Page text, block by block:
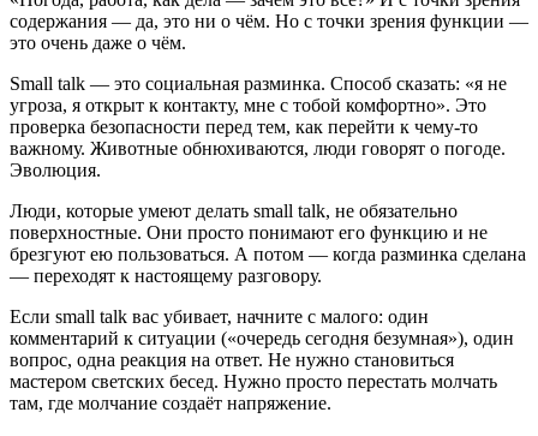
содержания — да, это ни о чём. Но с точки зрения функции —
это очень даже о чём.
Small talk — это социальная разминка. Способ сказать: «я не
угроза, я открыт к контакту, мне с тобой комфортно». Это
проверка безопасности перед тем, как перейти к чему-то
важному. Животные обнюхиваются, люди говорят о погоде.
Эволюция.
Люди, которые умеют делать small talk, не обязательно
поверхностные. Они просто понимают его функцию и не
брезгуют ею пользоваться. А потом — когда разминка сделана
— переходят к настоящему разговору.
Если small talk вас убивает, начните с малого: один
комментарий к ситуации («очередь сегодня безумная»), один
вопрос, одна реакция на ответ. Не нужно становиться
мастером светских бесед. Нужно просто перестать молчать
там, где молчание создаёт напряжение.